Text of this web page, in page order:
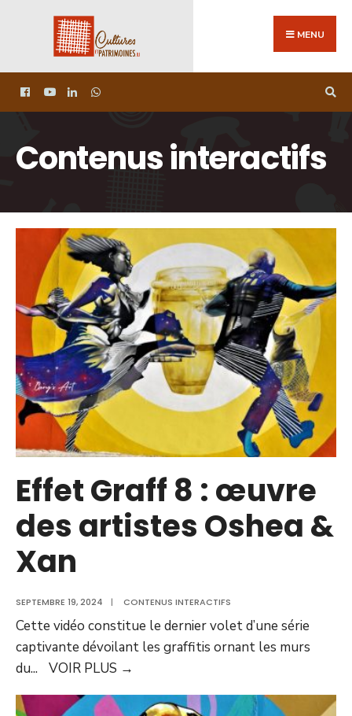
MENU
Contenus interactifs
Effet Graff 8 : œuvre
des artistes Oshea &
Xan
SEPTEMBRE 19, 2024 | CONTENUS INTERACTIFS
Cette vidéo constitue le dernier volet d’une série
captivante dévoilant les graffitis ornant les murs
du... VOIR PLUS →